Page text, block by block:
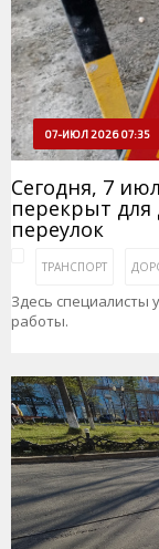
07-ИЮЛ 2026 07:35
Сегодня, 7
перекрыт
переулок
ТРАНСПОРТ
Здесь
работы.